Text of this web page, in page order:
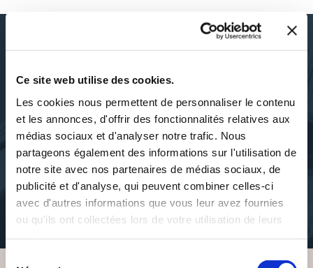
Ce site web utilise des cookies.
Les cookies nous permettent de personnaliser le contenu
et les annonces, d'offrir des fonctionnalités relatives aux
médias sociaux et d'analyser notre trafic. Nous
partageons également des informations sur l'utilisation de
notre site avec nos partenaires de médias sociaux, de
publicité et d'analyse, qui peuvent combiner celles-ci
avec d'autres informations que vous leur avez fournies
ou qu'ils ont collectées lors de votre utilisation de leurs
À PROPOS DE L'AUTEUR
Passionné de livres et de sciences économiques et sociales en
particulier, Aymar DJIEMBI est professeur d'économie au lycée
Calasanz de Libreville